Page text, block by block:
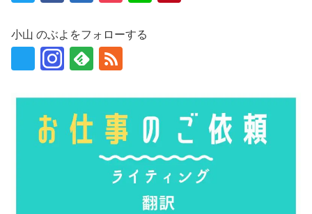
小山 のぶよをフォローする